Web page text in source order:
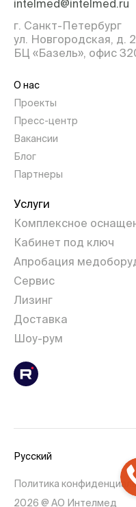
intelmed@intelmed.ru
г. Санкт-Петербург
ул. Новгородская, д.
БЦ «Базель», офис
О нас
Проекты
Пресс-центр
Вакансии
Блог
Партнеры
Услуги
Комплексное
Кабинет под ключ
Апробация
Сервис
Лизинг
Доставка
Шоу-рум
Русский
Политика
2026 @ АО Интелмед